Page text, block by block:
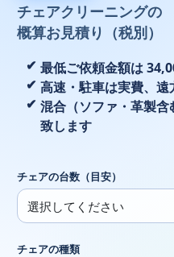
チェアクリーニングの
概算お見積り（税別）
最低ご依頼金額は
高速・駐車は実費、
混合（ソファ・革製
致します
チェアの台数（目安）
チェアの種類